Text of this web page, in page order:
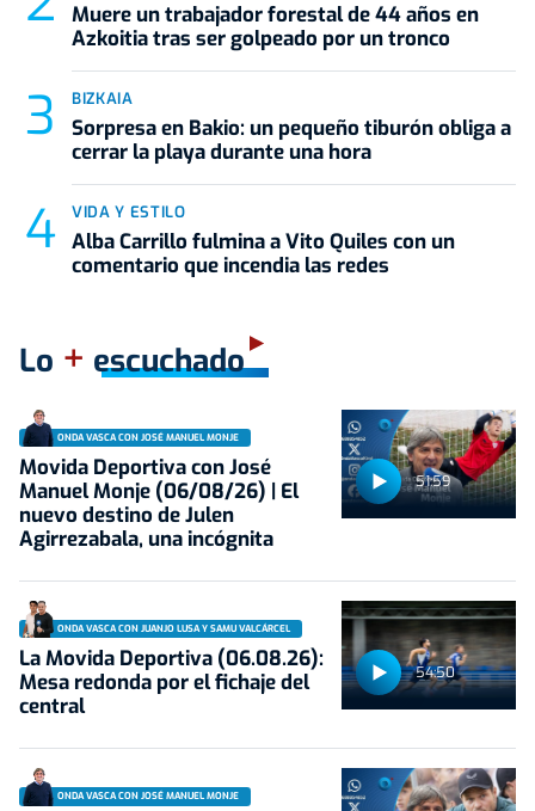
Muere un trabajador forestal de 44 años en
Azkoitia tras ser golpeado por un tronco
BIZKAIA
Sorpresa en Bakio: un pequeño tiburón obliga a
cerrar la playa durante una hora
VIDA Y ESTILO
Alba Carrillo fulmina a Vito Quiles con un
comentario que incendia las redes
Lo + escuchado
51:59
ONDA VASCA CON JOSÉ MANUEL MONJE
Movida Deportiva con José
Manuel Monje (06/08/26) | El
nuevo destino de Julen
Agirrezabala, una incógnita
54:50
ONDA VASCA CON JUANJO LUSA Y SAMU VALCÁRCEL
La Movida Deportiva (06.08.26):
Mesa redonda por el fichaje del
central
ONDA VASCA CON JOSÉ MANUEL MONJE